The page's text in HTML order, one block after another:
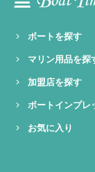
ボートを探す
マリン用品を探
加盟店を探す
ボートインプレ
お気に入り